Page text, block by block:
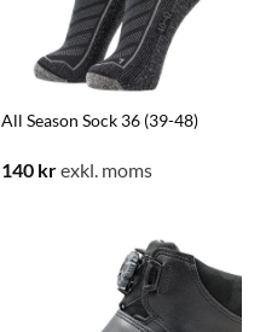
All Season Sock 36 (39-48)
140 krexkl. moms